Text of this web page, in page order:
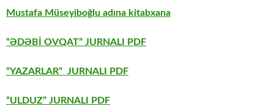
Mustafa Müseyiboğlu adına kitabxana
“ƏDƏBİ OVQAT” JURNALI PDF
“YAZARLAR” JURNALI PDF
“ULDUZ” JURNALI PDF